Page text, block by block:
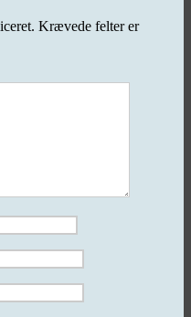
Krævede felter er